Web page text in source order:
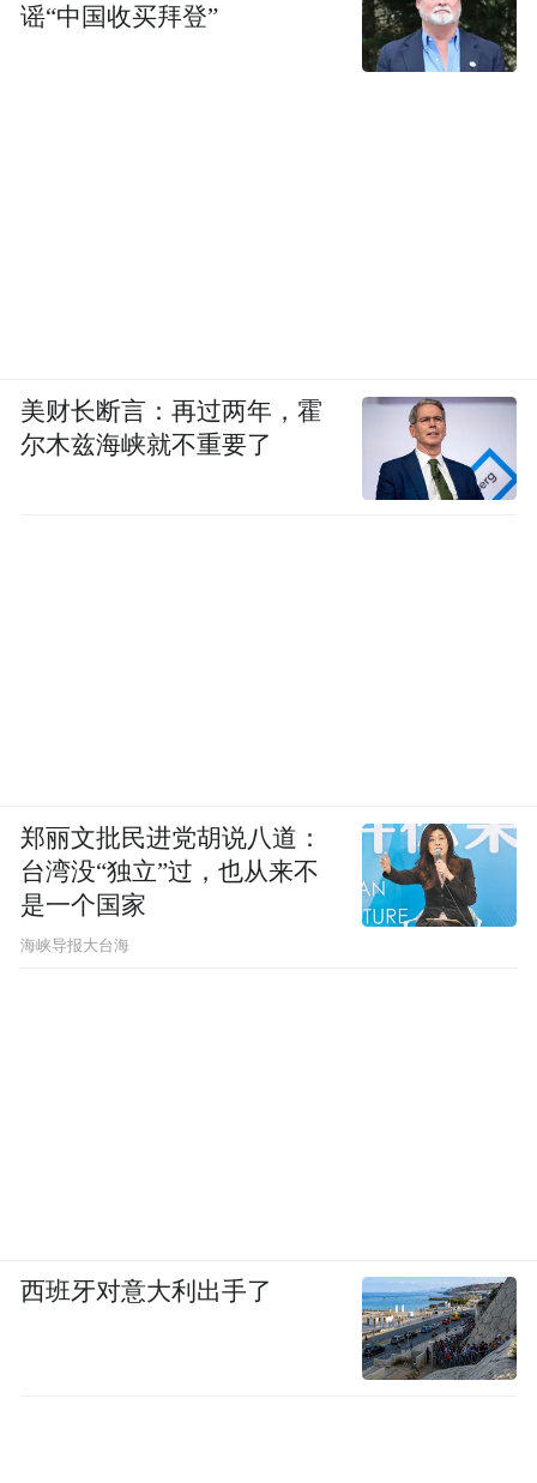
谣“中国收买拜登”
美财长断言：再过两年，霍
尔木兹海峡就不重要了
郑丽文批民进党胡说八道：
台湾没“独立”过，也从来不
是一个国家
​海峡导报大台海
西班牙对意大利出手了